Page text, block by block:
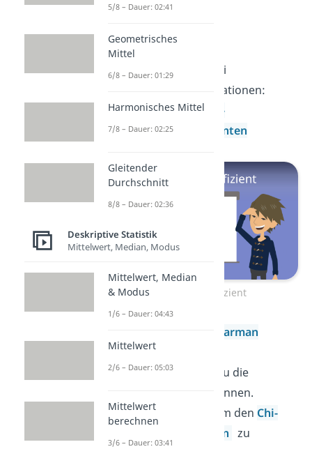
Korrelation
Wir beginnen mit zwei
verschiedenen Korrelationen:
Erstens dem Pearson-
Korrelationskoeffizienten
Korrelationskoeffizient
Spearman
Korrelation
Anschließend lernst du die
kennen.
Diese benötigst du, um den Chi-
Quadrat-Koeffizienten zu
5/8 – Dauer: 02:41
Geometrisches
Mittel
6/8 – Dauer: 01:29
Harmonisches Mittel
7/8 – Dauer: 02:25
Gleitender
Durchschnitt
8/8 – Dauer: 02:36
Deskriptive Statistik
Mittelwert, Median, Modus
Mittelwert, Median
& Modus
1/6 – Dauer: 04:43
Mittelwert
2/6 – Dauer: 05:03
Mittelwert
berechnen
3/6 – Dauer: 03:41